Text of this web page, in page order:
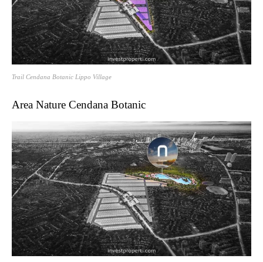
Trail Cendana Botanic Lippo Village
Area Nature Cendana Botanic